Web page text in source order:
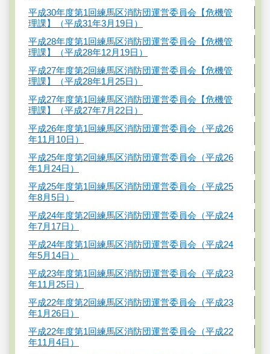
平成30年度第1回練馬区消防団運営委員会【危機管
理課】（平成31年3月19日）
平成28年度第1回練馬区消防団運営委員会【危機管
理課】（平成28年12月19日）
平成27年度第2回練馬区消防団運営委員会【危機管
理課】（平成28年1月25日）
平成27年度第1回練馬区消防団運営委員会【危機管
理課】（平成27年7月22日）
平成26年度第1回練馬区消防団運営委員会（平成26
年11月10日）
平成25年度第2回練馬区消防団運営委員会（平成26
年1月24日）
平成25年度第1回練馬区消防団運営委員会（平成25
年8月5日）
平成24年度第2回練馬区消防団運営委員会（平成24
年7月17日）
平成24年度第1回練馬区消防団運営委員会（平成24
年5月14日）
平成23年度第1回練馬区消防団運営委員会（平成23
年11月25日）
平成22年度第2回練馬区消防団運営委員会（平成23
年1月26日）
平成22年度第1回練馬区消防団運営委員会（平成22
年11月4日）